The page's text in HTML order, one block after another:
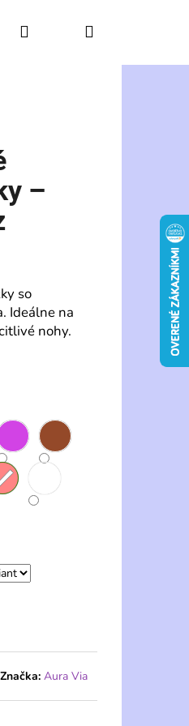
PrihlásenieNákupný
–
so
Ideálne na
nohy.
Značka: Aura Via
Nasledujúce